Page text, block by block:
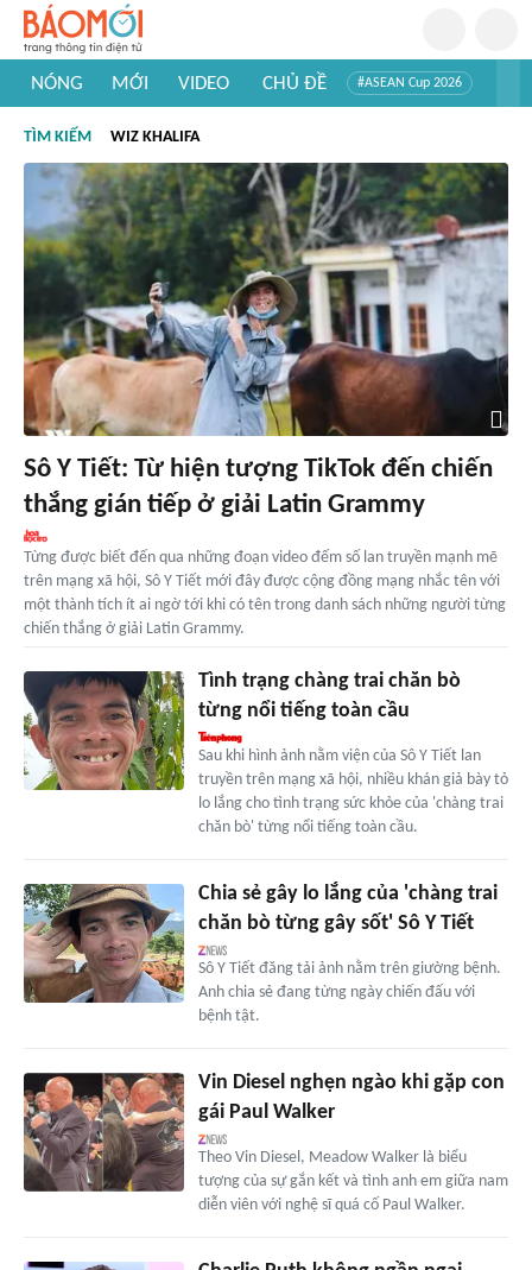
NÓNG MỚI VIDEO CHỦ ĐỀ #ASEAN Cup 2026
#Khám phá Việt Nam
#Khám phá thế giới
TÌM KIẾM WIZ KHALIFA
Sô Y Tiết: Từ hiện tượng TikTok đến chiến
thắng gián tiếp ở giải Latin Grammy
Từng được biết đến qua những đoạn video đếm số lan truyền mạnh mẽ
trên mạng xã hội, Sô Y Tiết mới đây được cộng đồng mạng nhắc tên với
một thành tích ít ai ngờ tới khi có tên trong danh sách những người từng
chiến thắng ở giải Latin Grammy.
Tình trạng chàng trai chăn bò
từng nổi tiếng toàn cầu
Sau khi hình ảnh nằm viện của Sô Y Tiết lan
truyền trên mạng xã hội, nhiều khán giả bày tỏ
lo lắng cho tình trạng sức khỏe của 'chàng trai
chăn bò' từng nổi tiếng toàn cầu.
Chia sẻ gây lo lắng của 'chàng trai
chăn bò từng gây sốt' Sô Y Tiết
Sô Y Tiết đăng tải ảnh nằm trên giường bệnh.
Anh chia sẻ đang từng ngày chiến đấu với
bệnh tật.
Vin Diesel nghẹn ngào khi gặp con
gái Paul Walker
Theo Vin Diesel, Meadow Walker là biểu
tượng của sự gắn kết và tình anh em giữa nam
diễn viên với nghệ sĩ quá cố Paul Walker.